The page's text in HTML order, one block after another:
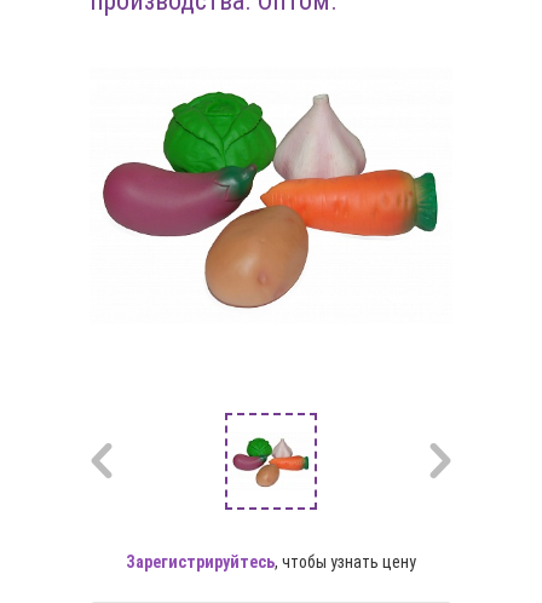
Зарегистрируйтесь, чтобы узнать цену